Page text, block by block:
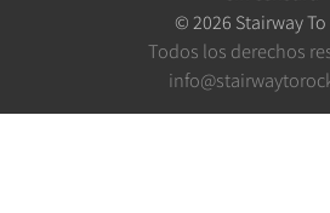
© 2026 Stairway
Todos los derechos